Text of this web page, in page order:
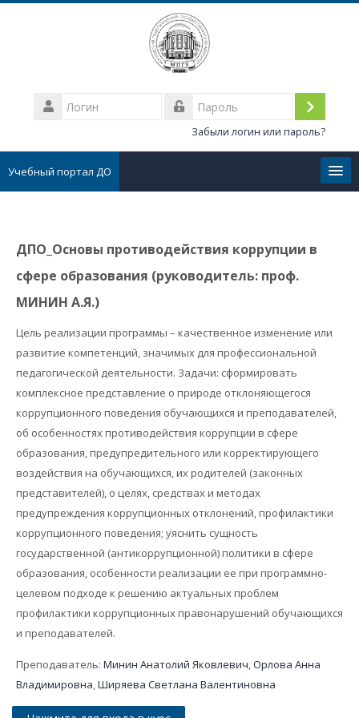
Логин
Вход
Забыли логин или пароль?
Учебный портал ДО
Все курсы
FAQ
Тех.поддержка
Поиск
ДПО_Основы противодействия коррупции в
сфере образования (руководитель: проф.
МИНИН А.Я.)
Цель реализации программы – качественное изменение или
развитие компетенций, значимых для профессиональной
педагогической деятельности. Задачи: сформировать
комплексное представление о природе отклоняющегося
коррупционного поведения обучающихся и преподавателей,
об особенностях противодействия коррупции в сфере
образования, предупредительного или корректирующего
воздействия на обучающихся, их родителей (законных
представителей), о целях, средствах и методах
предупреждения коррупционных отклонений, профилактики
коррупционного поведения; уяснить сущность
государственной (антикоррупционной) политики в сфере
образования, особенности реализации ее при программно-
целевом подходе к решению актуальных проблем
профилактики коррупционных правонарушений обучающихся
и преподавателей.
Преподаватель: Минин Анатолий Яковлевич,Орлова Анна
Владимировна,Ширяева Светлана Валентиновна